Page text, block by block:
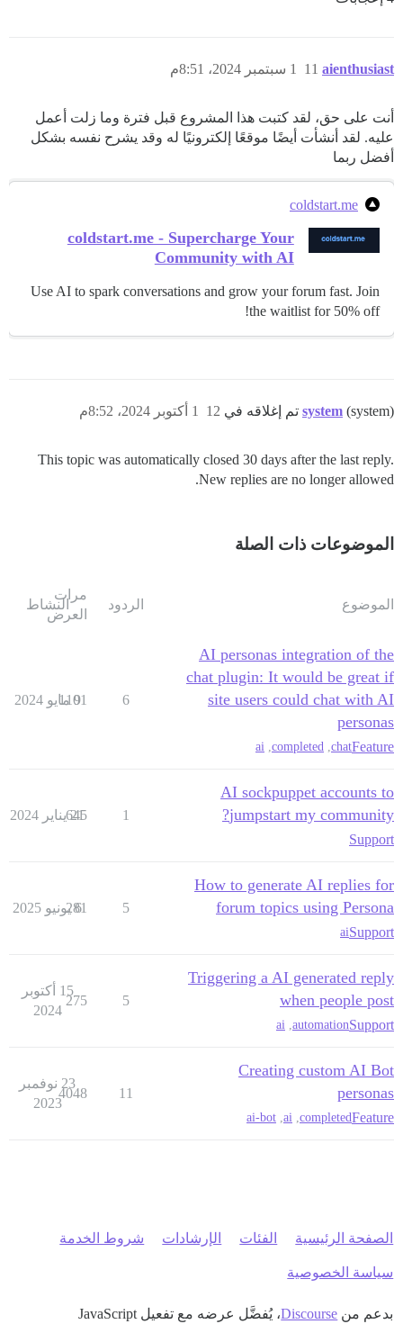
aienthusiast 1 سبتمبر 2024، 8:51م 11
أنت على حق، لقد كتبت هذا المشروع قبل فترة وما زلت أعمل
عليه. لقد أنشأت أيضًا موقعًا إلكترونيًا له وقد يشرح نفسه بشكل
أفضل ربما
coldstart.me
coldstart.me - Supercharge Your
Community with AI
Use AI to spark conversations and grow your forum fast. Join
the waitlist for 50% off!
system (system) تم إغلاقه في 1 أكتوبر 2024، 8:52م 12
This topic was automatically closed 30 days after the last reply.
New replies are no longer allowed.
الموضوعات ذات الصلة
الموضوع الردود
مرات
العرض
النشاط
AI personas integration of the
chat plugin: It would be great if
site users could chat with AI
personas
Feature
chat
,
completed
,
ai
6
1101
9 مايو 2024
AI sockpuppet accounts to
jumpstart my community?
Support
1
645
21 يناير 2024
How to generate AI replies for
forum topics using Persona
Support
ai
5
281
6 يونيو 2025
Triggering a AI generated reply
when people post
Support
automation
,
ai
5
275
15 أكتوبر
2024
Creating custom AI Bot
personas
Feature
completed
,
ai
,
ai-bot
11
4048
23 نوفمبر
2023
الصفحة الرئيسية الفئات الإرشادات شروط الخدمة
سياسة الخصوصية
بدعم من Discourse، يُفضَّل عرضه مع تفعيل JavaScript